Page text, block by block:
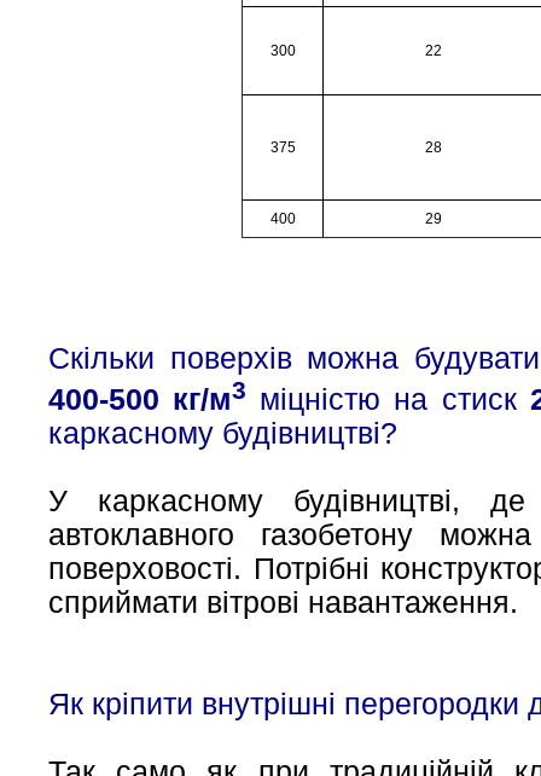
300 22
375 28
400 29
Скільки поверхів можна
400-500 кг/м3 міцністю на стиск
каркасному будівництві?
У каркасному будівництві,
автоклавного газобетону
поверховості. Потрібні
сприймати вітрові навантаження.
Як кріпити внутрішні перегородки